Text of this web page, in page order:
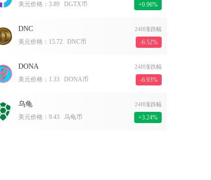
美元价格： 3.89 DGTX币 +0.96%
DNC 24H涨跌幅
美元价格： 15.72 DNC币 -6.52%
DONA 24H涨跌幅
美元价格： 1.33 DONA币 -6.93%
乌龟 24H涨跌幅
美元价格： 9.43 乌龟币 +3.24%